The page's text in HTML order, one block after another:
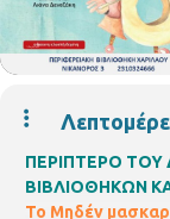
ΠΕΡΙΠΤΕΡΟ ΤΟΥ
ΒΙΒΛΙΟΘΗΚΩΝ
Το Μηδέν